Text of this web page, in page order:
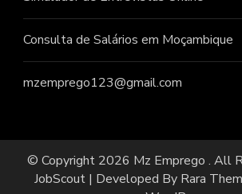
Consulta de Salários em Moçambique
mzemprego123@gmail.com
© Copyright 2026 Mz Emprego . All
JobScout | Developed By Rara